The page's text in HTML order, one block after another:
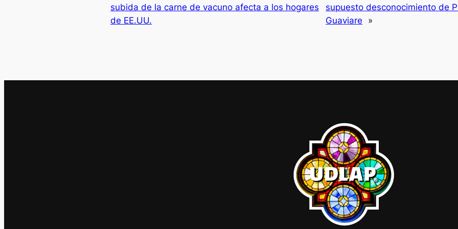
subida de la carne de vacuno afecta a los hogares
de EE.UU.
supuesto desconocimiento de
Guaviare
»